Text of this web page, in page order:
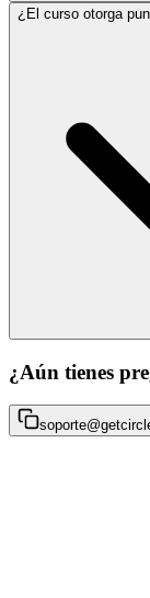
¿El curso otorga
¿Aún tienes